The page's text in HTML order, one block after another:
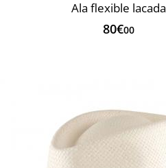
Ala flexible lacada
80€00